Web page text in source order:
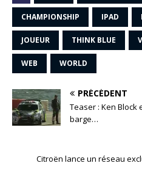
CHAMPIONSHIP IPAD
JOUEUR THINK BLUE
WEB WORLD
PRÉCÉDENT
Teaser : Ken Block
barge…
Citroën lance un réseau